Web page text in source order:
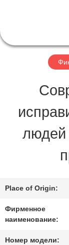
КАРТА
САЙТА
людей
Place of Origin:
Фирменное
наименование:
Номер модели: